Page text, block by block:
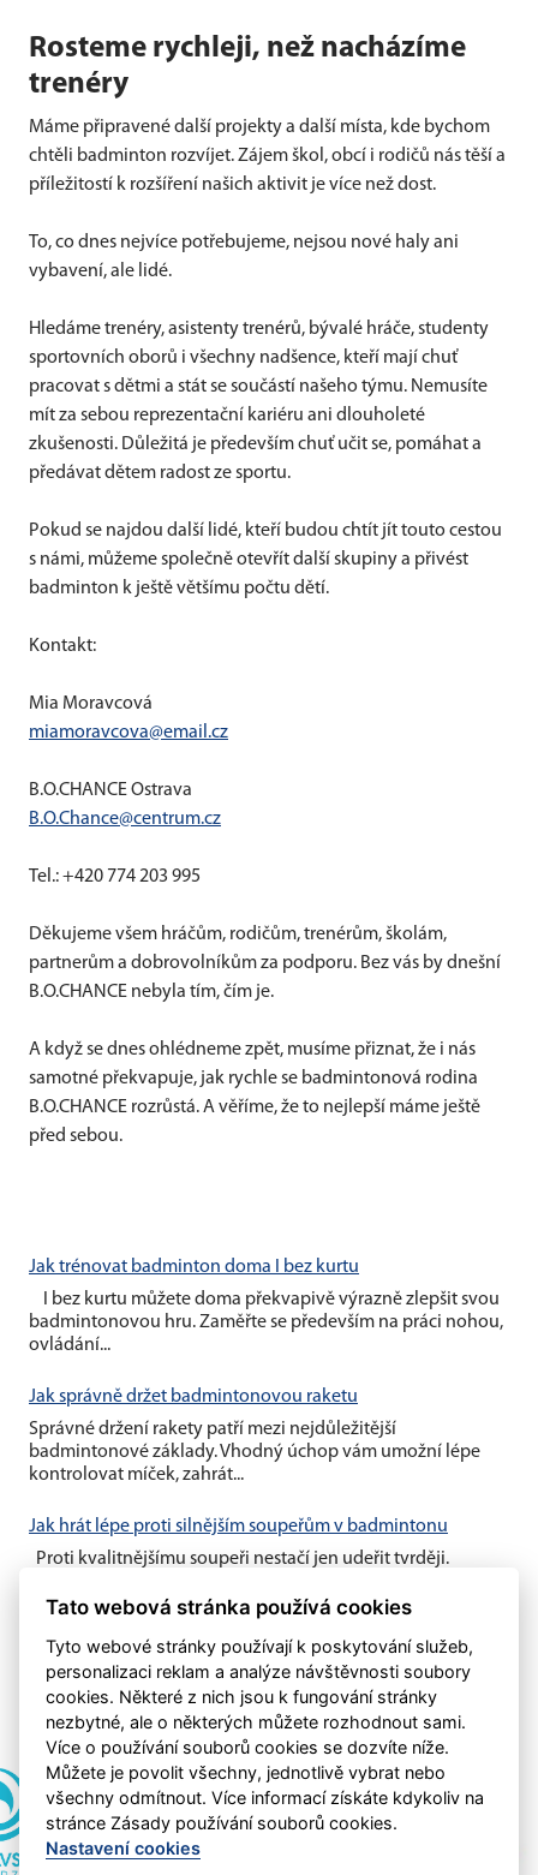
Rosteme rychleji, než nacházíme
trenéry
Máme připravené další projekty a další místa, kde bychom
chtěli badminton rozvíjet. Zájem škol, obcí i rodičů nás těší a
příležitostí k rozšíření našich aktivit je více než dost.
To, co dnes nejvíce potřebujeme, nejsou nové haly ani
vybavení, ale lidé.
Hledáme trenéry, asistenty trenérů, bývalé hráče, studenty
sportovních oborů i všechny nadšence, kteří mají chuť
pracovat s dětmi a stát se součástí našeho týmu. Nemusíte
mít za sebou reprezentační kariéru ani dlouholeté
zkušenosti. Důležitá je především chuť učit se, pomáhat a
předávat dětem radost ze sportu.
Pokud se najdou další lidé, kteří budou chtít jít touto cestou
s námi, můžeme společně otevřít další skupiny a přivést
badminton k ještě většímu počtu dětí.
Kontakt:
Mia Moravcová
miamoravcova@email.cz
B.O.CHANCE Ostrava
B.O.Chance@centrum.cz
Tel.: +420 774 203 995
Děkujeme všem hráčům, rodičům, trenérům, školám,
partnerům a dobrovolníkům za podporu. Bez vás by dnešní
B.O.CHANCE nebyla tím, čím je.
A když se dnes ohlédneme zpět, musíme přiznat, že i nás
samotné překvapuje, jak rychle se badmintonová rodina
B.O.CHANCE rozrůstá. A věříme, že to nejlepší máme ještě
před sebou.
Jak trénovat badminton doma I bez kurtu
I bez kurtu můžete doma překvapivě výrazně zlepšit svou
badmintonovou hru. Zaměřte se především na práci nohou,
ovládání...
Jak správně držet badmintonovou raketu
Správné držení rakety patří mezi nejdůležitější
badmintonové základy. Vhodný úchop vám umožní lépe
kontrolovat míček, zahrát...
Jak hrát lépe proti silnějším soupeřům v badmintonu
Proti kvalitnějšímu soupeři nestačí jen udeřit tvrději.
omezit...
Tato webová stránka používá cookies
Tyto webové stránky používají k poskytování služeb,
personalizaci reklam a analýze návštěvnosti soubory
cookies. Některé z nich jsou k fungování stránky
nezbytné, ale o některých můžete rozhodnout sami.
Více o používání souborů cookies se dozvíte níže.
Můžete je povolit všechny, jednotlivě vybrat nebo
všechny odmítnout. Více informací získáte kdykoliv na
stránce Zásady používání souborů cookies.
Nastavení cookies